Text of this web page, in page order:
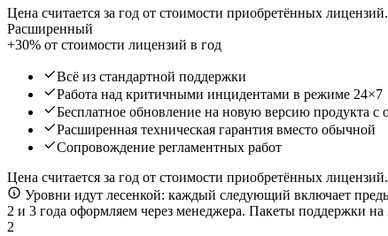
Цена считается за год от стоимости приобретённых лицензий.
Расширенный
+30% от стоимости лицензий в год
Всё из стандартной поддержки
Работа над критичными инцидентами в режиме 24×7
Бесплатное обновление на новую версию продукта с
Расширенная техническая гарантия вместо обычной
Сопровождение регламентных работ
Цена считается за год от стоимости приобретённых лицензий.
Уровни идут лесенкой: каждый следующий включает
2 и 3 года оформляем через менеджера. Пакеты поддержки
2